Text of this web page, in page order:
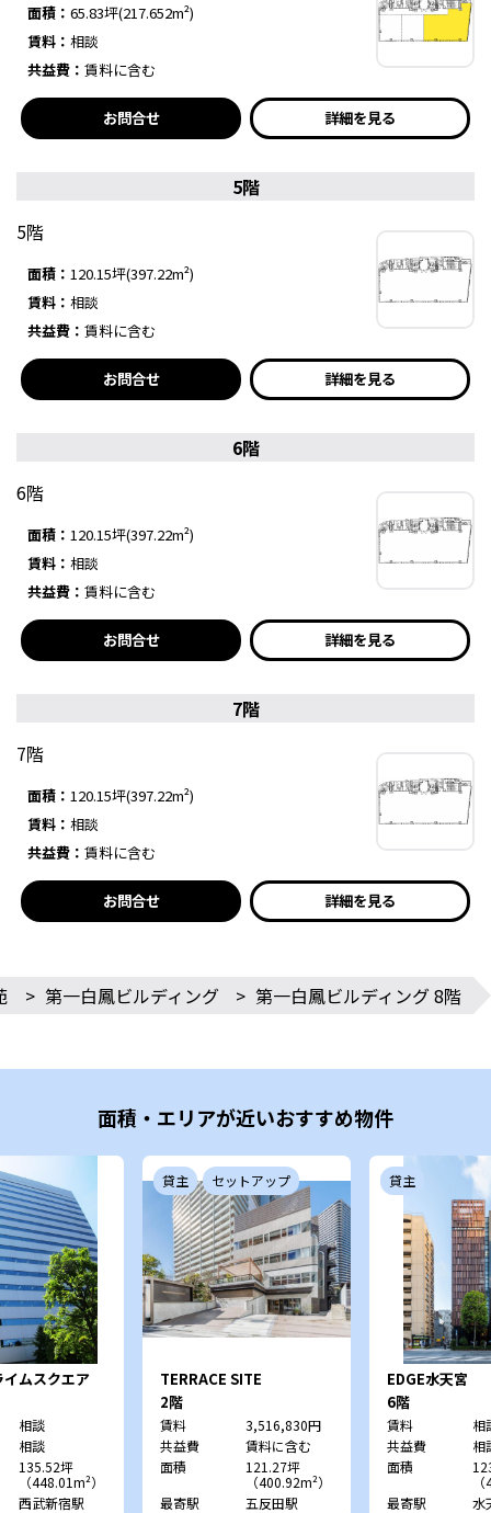
面積： 65.83坪(217.652m²)
賃料： 相談
共益費： 賃料に含む
お問合せ 詳細を見る
5階
5階
面積： 120.15坪(397.22m²)
賃料： 相談
共益費： 賃料に含む
お問合せ 詳細を見る
6階
6階
面積： 120.15坪(397.22m²)
賃料： 相談
共益費： 賃料に含む
お問合せ 詳細を見る
7階
7階
面積： 120.15坪(397.22m²)
賃料： 相談
共益費： 賃料に含む
お問合せ 詳細を見る
> 第一白鳳ビルディング > 第一白鳳ビルディング 8階
面積・エリアが近いおすすめ物件
イムスクエア
相談
相談
135.52坪
（448.01m²）
西武新宿駅
貸主 セットアップ
TERRACE SITE
GOTANDA
2階
賃料
3,516,830円
共益費
賃料に含む
面積
121.27坪
（400.92m²）
最寄駅
五反田駅
貸主
EDGE水天宮
6階
賃料
相
共益費
相
面積
最寄駅
水